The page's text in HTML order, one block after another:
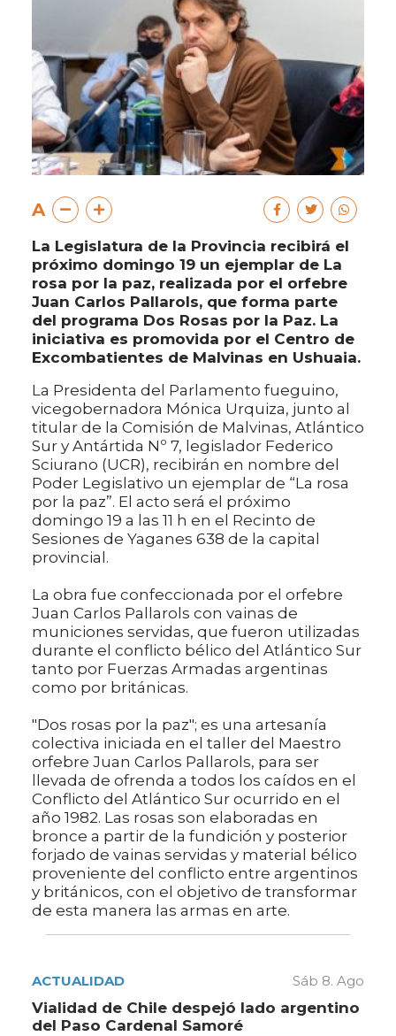
A
La Legislatura de la Provincia recibirá el
próximo domingo 19 un ejemplar de La
rosa por la paz, realizada por el orfebre
Juan Carlos Pallarols, que forma parte
del programa Dos Rosas por la Paz. La
iniciativa es promovida por el Centro de
Excombatientes de Malvinas en Ushuaia.
La Presidenta del Parlamento fueguino,
vicegobernadora Mónica Urquiza, junto al
titular de la Comisión de Malvinas, Atlántico
Sur y Antártida Nº 7, legislador Federico
Sciurano (UCR), recibirán en nombre del
Poder Legislativo un ejemplar de “La rosa
por la paz”. El acto será el próximo
domingo 19 a las 11 h en el Recinto de
Sesiones de Yaganes 638 de la capital
provincial.
La obra fue confeccionada por el orfebre
Juan Carlos Pallarols con vainas de
municiones servidas, que fueron utilizadas
durante el conflicto bélico del Atlántico Sur
tanto por Fuerzas Armadas argentinas
como por británicas.
"Dos rosas por la paz"; es una artesanía
colectiva iniciada en el taller del Maestro
orfebre Juan Carlos Pallarols, para ser
llevada de ofrenda a todos los caídos en el
Conflicto del Atlántico Sur ocurrido en el
año 1982. Las rosas son elaboradas en
bronce a partir de la fundición y posterior
forjado de vainas servidas y material bélico
proveniente del conflicto entre argentinos
y británicos, con el objetivo de transformar
de esta manera las armas en arte.
ACTUALIDAD Sáb 8. Ago
Vialidad de Chile despejó lado argentino
del Paso Cardenal Samoré